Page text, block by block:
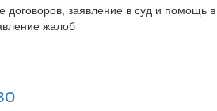
договоров, заявление в суд и помощь в
жалоб